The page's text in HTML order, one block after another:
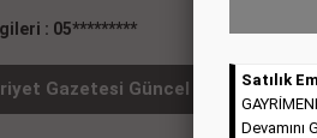
: 05*********
Gazetesi Güncel İlanlarSatılık
Devamını